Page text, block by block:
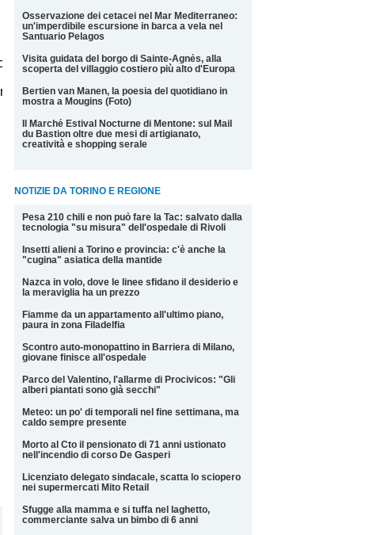
Osservazione dei cetacei nel Mar Mediterraneo:
un'imperdibile escursione in barca a vela nel
Santuario Pelagos
Visita guidata del borgo di Sainte-Agnès, alla
scoperta del villaggio costiero più alto d'Europa
Bertien van Manen, la poesia del quotidiano in
mostra a Mougins (Foto)
Il Marché Estival Nocturne di Mentone: sul Mail
du Bastion oltre due mesi di artigianato,
creatività e shopping serale
NOTIZIE DA TORINO E REGIONE
Pesa 210 chili e non può fare la Tac: salvato dalla
tecnologia "su misura" dell'ospedale di Rivoli
Insetti alieni a Torino e provincia: c'è anche la
"cugina" asiatica della mantide
Nazca in volo, dove le linee sfidano il desiderio e
la meraviglia ha un prezzo
Fiamme da un appartamento all'ultimo piano,
paura in zona Filadelfia
Scontro auto-monopattino in Barriera di Milano,
giovane finisce all'ospedale
Parco del Valentino, l'allarme di Procivicos: "Gli
alberi piantati sono già secchi"
Meteo: un po' di temporali nel fine settimana, ma
caldo sempre presente
Morto al Cto il pensionato di 71 anni ustionato
nell'incendio di corso De Gasperi
Licenziato delegato sindacale, scatta lo sciopero
nei supermercati Mito Retail
Sfugge alla mamma e si tuffa nel laghetto,
commerciante salva un bimbo di 6 anni